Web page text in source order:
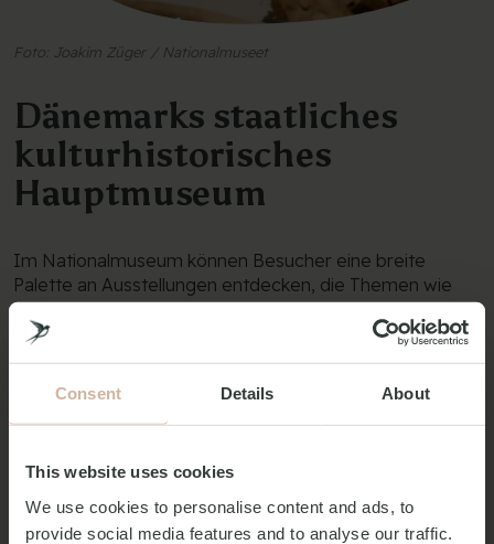
Consent Details About
This website uses cookies
We use cookies to personalise content and ads, to
provide social media features and to analyse our traffic.
Foto: Joakim Züger / Nationalmuseet
Dänemarks staatliches
kulturhistorisches
Hauptmuseum
Im Nationalmuseum können Besucher eine breite
Palette an Ausstellungen entdecken, die Themen wie
die Wikingerzeit, das Mittelalter, die Reformation, die
Renaissance und vieles mehr umfassen. Mit einer
Neuzeit vermittelt das Nationalmuseum einen
tiefgehenden Einblick in die Vergangenheit und
Das Nationalmuseum beherbergt einige der
wertvollsten und spektakulärsten Schätze der Welt,